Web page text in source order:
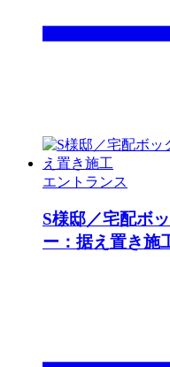
エントランス
S様邸／宅配ボ
ー：据え置き施